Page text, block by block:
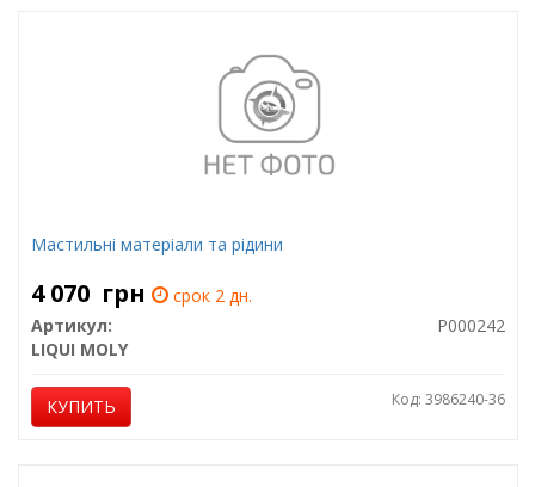
Мастильні матеріали та рідини
4 070 грн
срок 2 дн.
Артикул:
P000242
LIQUI MOLY
КУПИТЬ Код: 3986240-36